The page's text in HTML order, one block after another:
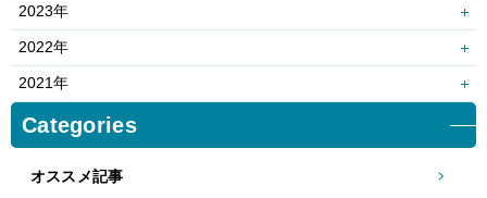
8月
7月
6月
5月
4月
3月
2月
8月
7月
6月
5月
2月
2023年
8月
7月
4月
2022年
8月
7月
6月
2021年
10月
9月
8月
Categories
オススメ記事